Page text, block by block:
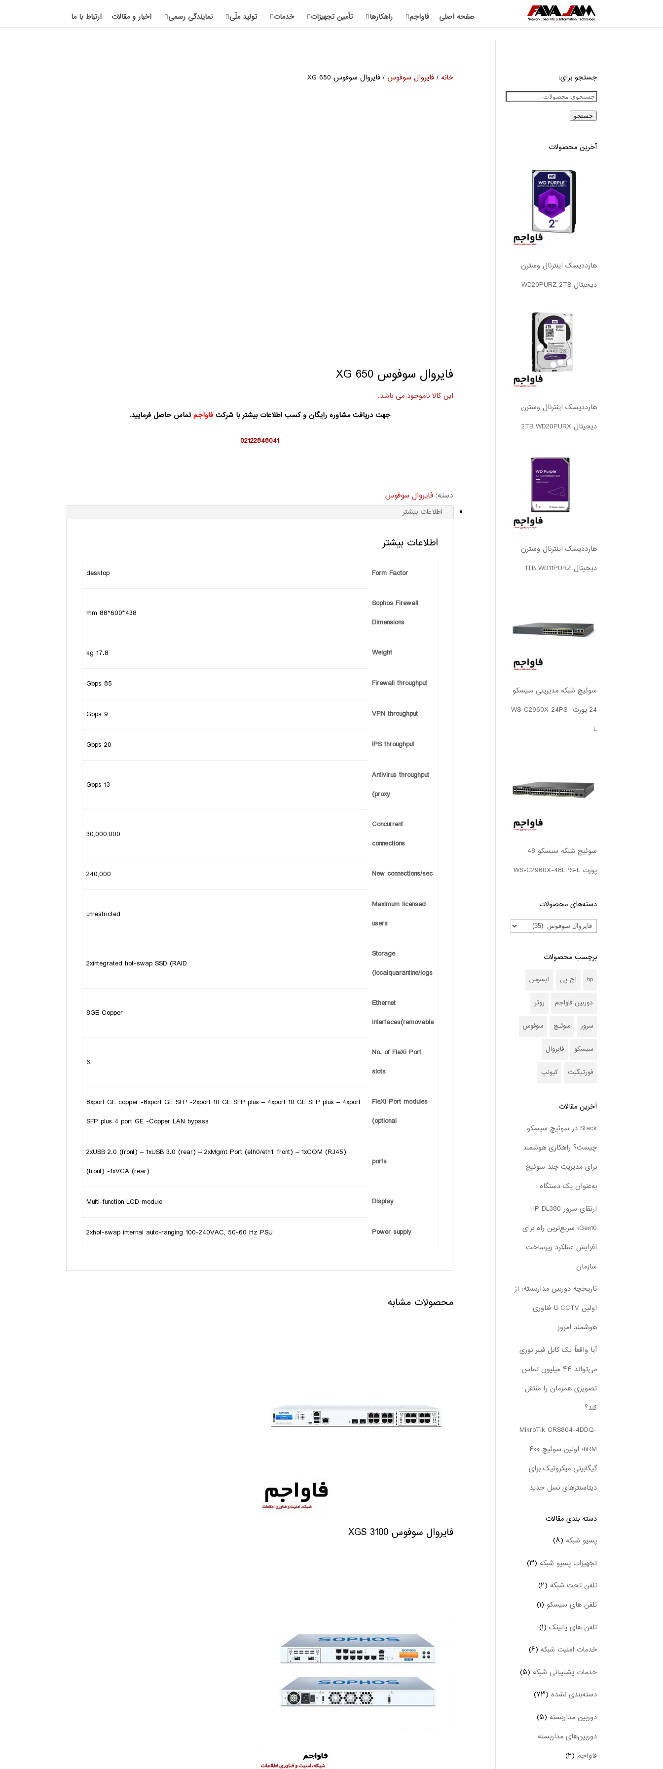
صفحه اصلی فاواجم راهکارها تأمین تجهیزات خدمات تولید ملّی نمایندگی رسمی اخبار و مقالات ارتباط با ما
خانه/ فایروال سوفوس / فایروال سوفوس XG 650
فایروال سوفوس XG 650
این کالا ناموجود می باشد.
جهت دریافت مشاوره رایگان و کسب اطلاعات بیشتر با شرکت فاواجمتماس حاصل فرمایید.
02122848041
دسته: فایروال سوفوس
اطلاعات بیشتر
اطلاعات بیشتر
Form Factor
desktop
Sophos Firewall
Dimensions
438*600*88 mm
Weight
17.8 kg
Firewall throughput
85 Gbps
VPN throughput
9 Gbps
IPS throughput
20 Gbps
Antivirus throughput
(proxy
13 Gbps
Concurrent
connections
30,000,000
New connections/sec
240,000
Maximum licensed
users
unrestricted
Storage
(localquarantine/logs
2xintegrated hot-swap SSD (RAID
Ethernet
interfaces(removable
8GE Copper
No. of FleXi Port
slots
6
FleXi Port modules
(optional
8xport GE copper -8xport GE SFP -2xport 10 GE SFP plus – 4xport 10 GE SFP plus – 4xport
SFP plus 4 port GE -Copper LAN bypass
ports
2xUSB 2.0 (front) – 1xUSB 3.0 (rear) – 2xMgmt Port (eth0/eth1, front) – 1xCOM (RJ45)
(front) -1xVGA (rear)
Display
Multi-function LCD module
Power supply
2xhot-swap internal auto-ranging 100-240VAC, 50-60 Hz PSU
محصولات مشابه
فایروال سوفوس XGS 3100
جستجو برای:
جستجو
آخرین محصولات
هارددیسک اینترنال وسترن
دیجیتال WD20PURZ 2TB
هارددیسک اینترنال وسترن
دیجیتال 2TB WD20PURX
هارددیسک اینترنال وسترن
دیجیتال 1TB WD11PURZ
سوئیچ شبکه مدیریتی سیسکو
24 پورت WS-C2960X-24PS-
L
سوئیچ شبکه سیسکو 48
پورت WS-C2960X-48LPS-L
دسته‌های محصولات
برچسب محصولات
hp اچ پی ایسوس
دوربین فاواجم روتر
سرور سوئیچ سوفوس
سیسکو فایروال
فورتیگیت کیونپ
آخرین مقالات
Stack در سوئیچ سیسکو
چیست؟ راهکاری هوشمند
برای مدیریت چند سوئیچ
به‌عنوان یک دستگاه
ارتقای سرور HP DL380
Gen10؛ سریع‌ترین راه برای
افزایش عملکرد زیرساخت
سازمان
تاریخچه دوربین مداربسته؛ از
اولین CCTV تا فناوری
هوشمند امروز
آیا واقعاً یک کابل فیبر نوری
می‌تواند ۴۴ میلیون تماس
تصویری همزمان را منتقل
کند؟
MikroTik CRS804-4DDQ-
hRM؛ اولین سوئیچ ۴۰۰
گیگابیتی میکروتیک برای
دیتاسنترهای نسل جدید
دسته بندی‌ مقالات
پسیو شبکه (۸)
تجهیزات پسیو شبکه (۳)
تلفن تحت شبکه (۲)
تلفن های سیسکو (۱)
تلفن های یالینک (۱)
خدمات امنیت شبکه (۶)
خدمات پشتیبانی شبکه (۵)
دسته‌بندی نشده (۷۳)
دوربین‌ مداربسته (۵)
دوربین‌های مداربسته
فاواجم (۲)